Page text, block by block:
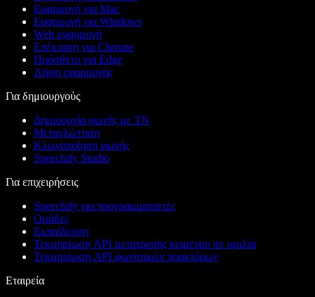
Εφαρμογή για Mac
Εφαρμογή για Windows
Web εφαρμογή
Επέκταση για Chrome
Πρόσθετο για Edge
Λήψη εφαρμογής
Για δημιουργούς
Δημιουργία φωνής με ΤΝ
Μεταγλώττιση
Κλωνοποίηση φωνής
Speechify Studio
Για επιχειρήσεις
Speechify για προγραμματιστές
Ομάδες
Εκπαίδευση
Τεκμηρίωση API μετατροπής κειμένου σε ομιλία
Τεκμηρίωση API φωνητικών πρακτόρων
Εταιρεία